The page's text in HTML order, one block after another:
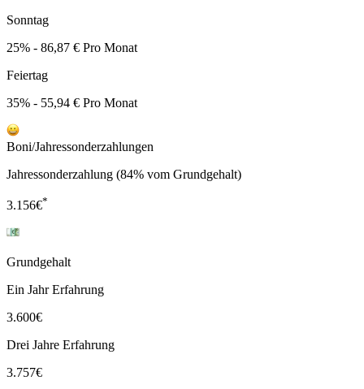
Sonntag
25% - 86,87 € Pro Monat
Feiertag
35% - 55,94 € Pro Monat
Boni/Jahressonderzahlungen
Jahressonderzahlung (84% vom Grundgehalt)
3.156€*
Grundgehalt
Ein Jahr Erfahrung
3.600€
Drei Jahre Erfahrung
3.757€